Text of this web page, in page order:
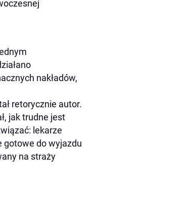
nakładów,
retorycznie autor.
jak trudne jest
lekarze
gotowe do wyjazdu
na straży